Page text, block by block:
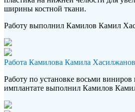
ширины костной ткани.
Работу выполнил Камилов Камил
Работа Камилова Камила
Работу по установке восьми
имплантате выполнил Камилов